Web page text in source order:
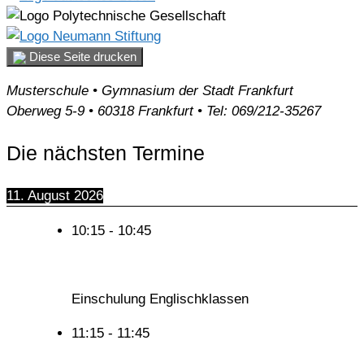
Diese Seite drucken
Musterschule • Gymnasium der Stadt Frankfurt
Oberweg 5-9 • 60318 Frankfurt • Tel: 069/212-35267
Die nächsten Termine
11. August 2026
10:15 - 10:45
Einschulung Englischklassen
11:15 - 11:45